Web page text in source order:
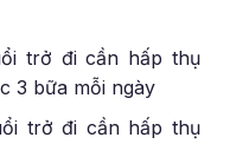
trở đi cần hấp thụ
3 bữa mỗi ngày
trở đi cần hấp thụ